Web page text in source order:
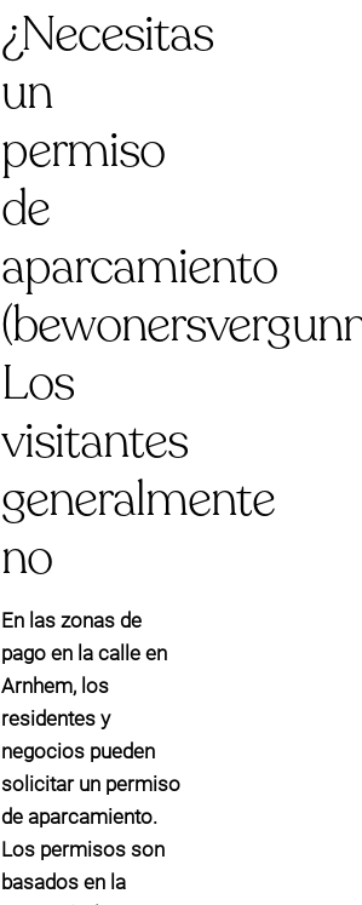
¿Necesitas
un
permiso
de
aparcamiento
Los
visitantes
generalmente
no
En las zonas de
pago en la calle en
Arnhem, los
residentes y
negocios pueden
solicitar un permiso
de aparcamiento.
Los permisos son
basados en la